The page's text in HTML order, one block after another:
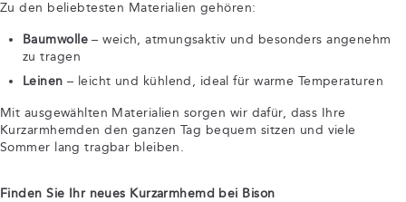
Zu den beliebtesten Materialien gehören:
Baumwolle– weich, atmungsaktiv und besonders angenehm
zu tragen
Leinen – leicht und kühlend, ideal für warme Temperaturen
Mit ausgewählten Materialien sorgen wir dafür, dass Ihre
Kurzarmhemden den ganzen Tag bequem sitzen und viele
Sommer lang tragbar bleiben.
Finden Sie Ihr neues Kurzarmhemd bei Bison